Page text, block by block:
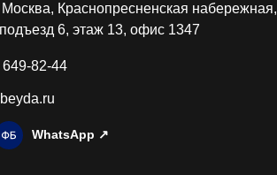
Краснопресненская набережная,
6, этаж 13, офис 1347
82-44
WhatsApp ↗